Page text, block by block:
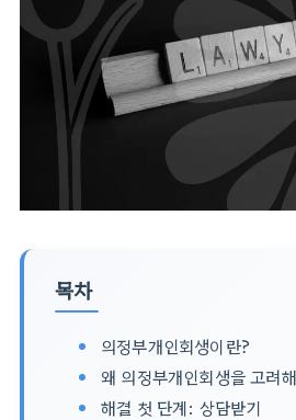
목차
의정부개인회생이란?
왜 의정부개인회생을 고려
해결 첫 단계: 상담받기